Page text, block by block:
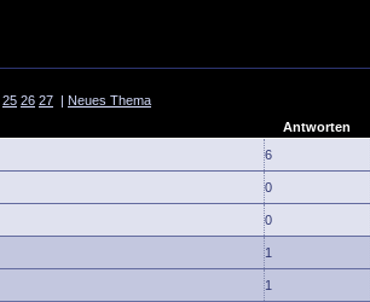
25 26 27 | Neues Thema
Antworten
6
0
0
1
1